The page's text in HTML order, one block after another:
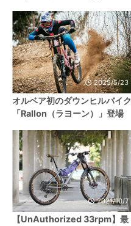
2025/5/23
オルベア初のダウンヒルバイク
「Rallon（ラヨーン）」登場
2021/10/7
【UnAuthorized 33rpm】最